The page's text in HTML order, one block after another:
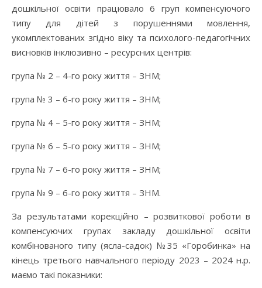
дошкільної освіти працювало 6 груп компенсуючого
типу для дітей з порушеннями мовлення,
укомплектованих згідно віку та психолого-педагогічних
висновків інклюзивно – ресурсних центрів:
група № 2 – 4-го року життя – ЗНМ;
група № 3 – 6-го року життя – ЗНМ;
група № 4 – 5-го року життя – ЗНМ;
група № 6 – 5-го року життя – ЗНМ;
група № 7 – 6-го року життя – ЗНМ;
група № 9 – 6-го року життя – ЗНМ.
За результатами корекційно – розвиткової роботи в
компенсуючих групах закладу дошкільної освіти
комбінованого типу (ясла-садок) №35 «Горобинка» на
кінець третього навчального періоду 2023 – 2024 н.р.
маємо такі показники: